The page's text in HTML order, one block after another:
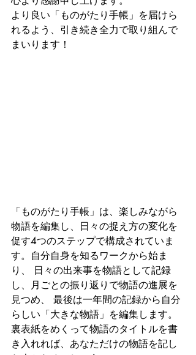
より良い「ものがたり手帳」を届けら
れるよう、引き続き全力で取り組んで
まいります！
「ものがたり手帳」は、楽しみながら
物語を編集し、日々の捉え方の変化を
促す4つのステップで構成されていま
す。自分自身を知るワークから始ま
り、 日々の出来事を物語として記録
し、月ごとの振り返りで物語の進展を
見つめ、 最後は一年間の記録から自分
らしい「大きな物語」を編集します。
裏表紙をめくって物語のタイトルを書
き入れれば、あなただけの物語を記し